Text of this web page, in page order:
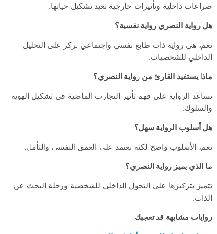
صراعات داخلية وتأثيرات خارجية تعيد تشكيل حياتها.
هل رواية النصري رواية نفسية؟
نعم، هي رواية ذات طابع نفسي واجتماعي تركز على التحليل
الداخلي للشخصيات.
ماذا يستفيد القارئ من رواية النصري؟
تساعد الرواية على فهم تأثير التجارب الماضية في تشكيل الهوية
والسلوك.
هل أسلوب الرواية سهل؟
نعم، الأسلوب واضح لكنه يعتمد على العمق النفسي والتأمل.
ما الذي يميز رواية النصري؟
تتميز بتركيزها على التحول الداخلي للشخصية ورحلة البحث عن
الذات.
روايات مشابهة قد تعجبك